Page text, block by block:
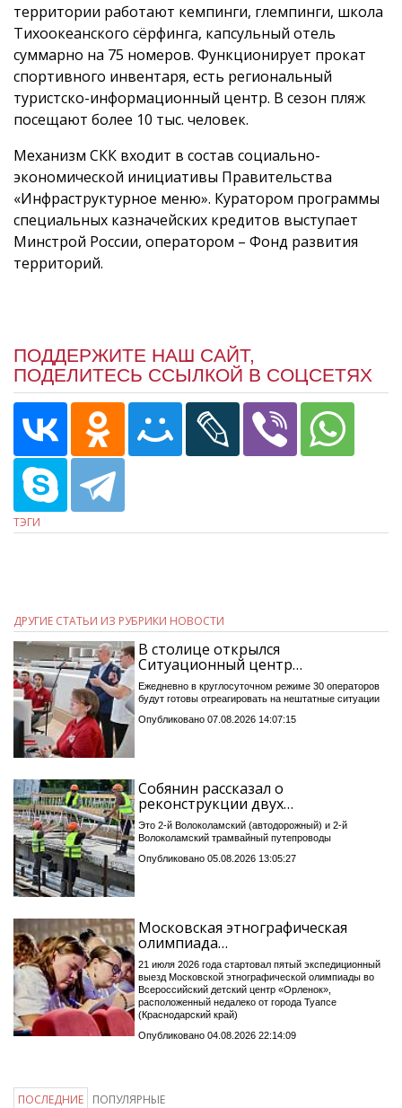
территории работают кемпинги, глемпинги, школа
Тихоокеанского сёрфинга, капсульный отель
суммарно на 75 номеров. Функционирует прокат
спортивного инвентаря, есть региональный
туристско-информационный центр. В сезон пляж
посещают более 10 тыс. человек.
Механизм СКК входит в состав социально-
экономической инициативы Правительства
«Инфраструктурное меню». Куратором программы
специальных казначейских кредитов выступает
Минстрой России, оператором – Фонд развития
территорий.
ПОДДЕРЖИТЕ НАШ САЙТ,
ПОДЕЛИТЕСЬ ССЫЛКОЙ В СОЦСЕТЯХ
ТЭГИ
ДРУГИЕ СТАТЬИ ИЗ РУБРИКИ НОВОСТИ
В столице открылся
Ситуационный центр…
Ежедневно в круглосуточном режиме 30 операторов
будут готовы отреагировать на нештатные ситуации
Опубликовано 07.08.2026 14:07:15
Собянин рассказал о
реконструкции двух…
Это 2-й Волоколамский (автодорожный) и 2-й
Волоколамский трамвайный путепроводы
Опубликовано 05.08.2026 13:05:27
Московская этнографическая
олимпиада…
21 июля 2026 года стартовал пятый экспедиционный
выезд Московской этнографической олимпиады во
Всероссийский детский центр «Орленок»,
расположенный недалеко от города Туапсе
(Краснодарский край)
Опубликовано 04.08.2026 22:14:09
ПОСЛЕДНИЕ ПОПУЛЯРНЫЕ